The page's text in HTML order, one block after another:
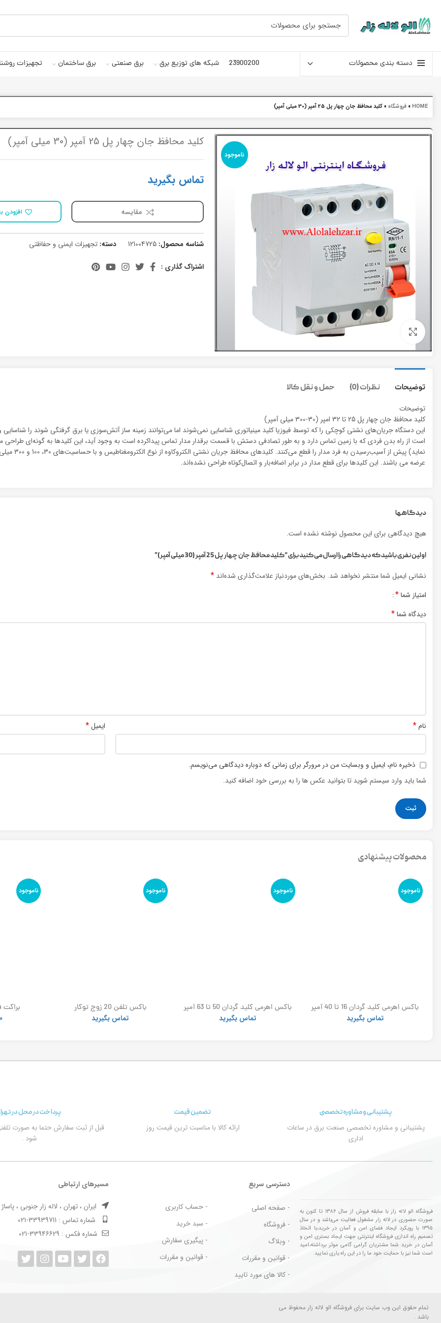
دسته بندی محصولات 23900200 شبکه های توزیع برق برق صنعتی برق ساختمان تجهیزات
HOME
» فروشگاه » کلید محافظ جان چهار پل 25 آمپر (30 میلی آمپر)
ناموجود
برای بزرگنمایی کلیک کنید
کلید محافظ جان چهار پل 25 آمپر (30 میلی آمپر)
تماس بگیرید
مقایسه افزودن
شناسه محصول:121004725 دسته: تجهیزات ایمنی و حفاظتی
اشتراک گذاری :
توضیحات نظرات (0)
حمل و نقل کالا
توضیحات
کلید محافظ جان چهار پل 25 تا 32 امپر (30-300 میلی آمپر)
این دستگاه جریان‌های نشتی کوچکی را که توسط فیوزیا کلید مینیاتوری شناسایی نمی‌شوند اما می‌توانند زمینه‌ ساز آتش‌سوزی یا برق‌ گرفتگی شوند را
عرضه می باشند. این کلیدها برای قطع مدار در برابر اضافه‌بار و اتصال‌کوتاه طراحی نشده‌اند.
دیدگاهها
هیچ دیدگاهی برای این محصول نوشته نشده است.
اولین نفری باشید که دیدگاهی را ارسال می کنید برای “کلید محافظ جان چهار پل 25 آمپر (30 میلی آمپر)”
نشانی ایمیل شما منتشر نخواهد شد. بخش‌های موردنیاز علامت‌گذاری شده‌اند *
امتیاز شما*
دیدگاه شما*
نام* ایمیل*
ذخیره نام، ایمیل و وبسایت من در مرورگر برای زمانی که دوباره دیدگاهی می‌نویسم.
شما باید وارد سیستم شوید تا بتوانید عکس ها را به بررسی خود اضافه کنید.
محصولات پیشنهادی
ناموجود
باکس اهرمی کلید گردان 16 تا 40 آمپر
الکترو کاوه
تماس بگیرید
ناموجود
باکس اهرمی کلید گردان 50 تا 63 آمپر
الکتروکاوه
تماس بگیرید
ناموجود
باکس تلفن 20 زوج توکار
تماس بگیرید
ناموجود
براکت
پشتیبانی و مشاوره تخصصی
پشتیبانی و مشاوره تخصصی صنعت برق در ساعات
اداری
تضمین قیمت
ارائه کالا با مناسبت ترین قیمت روز
پرداخت در محل در
قبل از ثبت سفارش حتما به صورت
شود .
فروشگاه الو لاله زار با سابقه فروش از سال ۱۳۸۶ تا کنون به
صورت حضوری در لاله زار مشغول فعالیت می‌باشد و در سال
۱۳۹۵ با رویکرد ایجاد فضای امن و آسان در خرید،با اتخاذ
تصمیم راه اندازی فروشگاه اینترنتی جهت ایجاد بستری امن و
آسان در خرید شما مشتریان گرامی گامی موثر برداشته،امید
است شما نیز با حمایت خود ما را در این راه یاری نمایید.
دسترسی سریع
- صفحه اصلی
- فروشگاه
- وبلاگ
- قوانین و مقررات
- کالا های مورد تایید
- حساب کاربری
- سبد خرید
- پیگیری سفارش
- قوانین و مقررات
مسیرهای ارتباطی
ایران ، تهران ، لاله زار جنوبی ، پاساژ
شماره تماس : 33939711-021
شماره فکس : 33946629-021
تمام حقوق این وب سایت برای فروشگاه الو لاله زار محفوظ می
باشد .